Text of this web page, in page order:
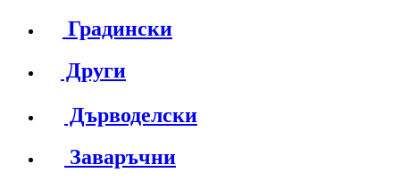
Градински
Други
Дърводелски
Заваръчни